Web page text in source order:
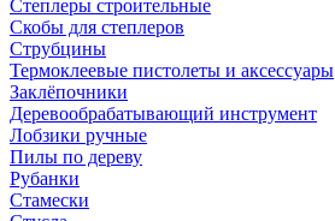
Степлеры строительные
Скобы для степлеров
Струбцины
Термоклеевые пистолеты и аксессуары
Заклёпочники
Деревообрабатывающий инструмент
Лобзики ручные
Пилы по дереву
Рубанки
Стамески